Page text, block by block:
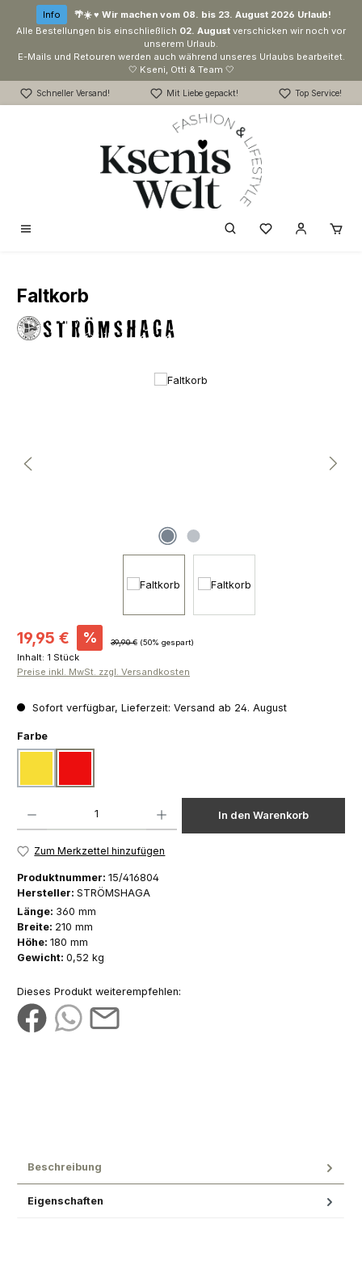
Zum Hauptinhalt springen
Info
🌴☀️ ♥ Wir machen vom 08. bis 23. August 2026 Urlaub!
Alle Bestellungen bis einschließlich 02. August verschicken wir noch vor
unserem Urlaub.
E-Mails und Retouren werden auch während unseres Urlaubs bearbeitet.
🤍 Kseni, Otti & Team 🤍
Schneller Versand! Mit Liebe gepackt! Top Service!
Du hast 0
Faltkorb
Verkaufspreis:
19,95 € % Regulärer Preis:
39,90 € (50% gespart)
Inhalt: 1 Stück
Preise inkl. MwSt. zzgl. Versandkosten
Sofort verfügbar, Lieferzeit: Versand ab 24. August
Farbeauswählen
In den Warenkorb
Zum Merkzettel hinzufügen
Produktnummer: 15/416804
Hersteller: STRÖMSHAGA
Länge: 360 mm
Breite: 210 mm
Höhe: 180 mm
Gewicht: 0,52 kg
Dieses Produkt weiterempfehlen:
Beschreibung
Eigenschaften